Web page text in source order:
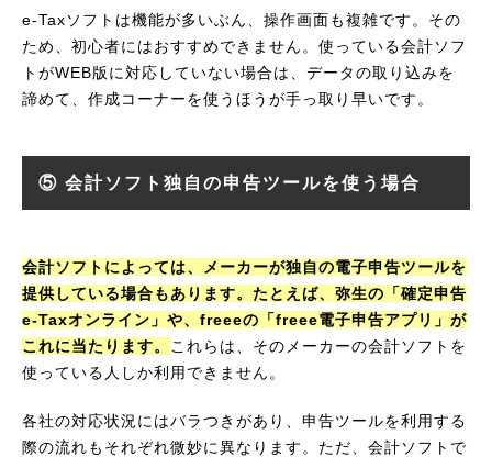
e-Taxソフトは機能が多いぶん、操作画面も複雑です。その
ため、初心者にはおすすめできません。使っている会計ソフ
トがWEB版に対応していない場合は、データの取り込みを
諦めて、作成コーナーを使うほうが手っ取り早いです。
⑤ 会計ソフト独自の申告ツールを使う場合
会計ソフトによっては、メーカーが独自の電子申告ツールを
提供している場合もあります。たとえば、弥生の「確定申告
e-Taxオンライン」や、freeeの「freee電子申告アプリ」が
これに当たります。
これらは、そのメーカーの会計ソフトを
使っている人しか利用できません。
各社の対応状況にはバラつきがあり、申告ツールを利用する
際の流れもそれぞれ微妙に異なります。ただ、会計ソフトで